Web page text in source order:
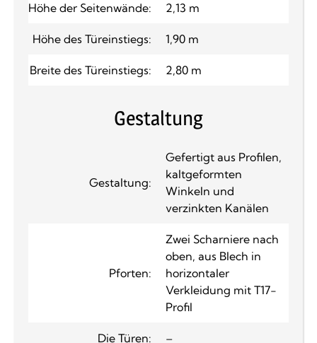
Höhe der Seitenwände: 2,13 m
Höhe des Türeinstiegs: 1,90 m
Breite des Türeinstiegs: 2,80 m
Gestaltung
Gestaltung:
Gefertigt aus Profilen,
kaltgeformten
Winkeln und
verzinkten Kanälen
Pforten:
Zwei Scharniere nach
oben, aus Blech in
horizontaler
Verkleidung mit T17-
Profil
Die Türen: –